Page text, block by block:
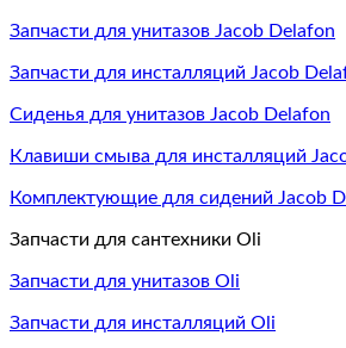
Запчасти для унитазов Jacob Delafon
Запчасти для инсталляций Jacob
Сиденья для унитазов Jacob Delafon
Клавиши смыва для инсталляций
Комплектующие для сидений Jacob
Запчасти для сантехники Oli
Запчасти для унитазов Oli
Запчасти для инсталляций Oli